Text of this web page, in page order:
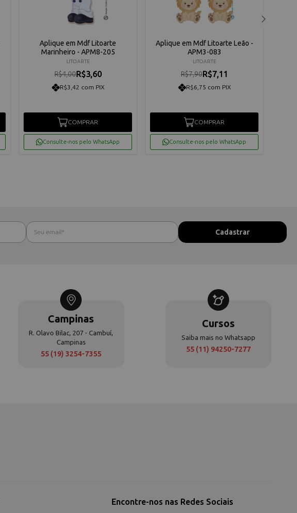
Aplique em Mdf Litoarte
Marinheiro - APM8-205
LITOARTE
R$4,00R$3,60
R$3,42 com PIX
COMPRAR
Consulte-nos pelo WhatsApp
Aplique em Mdf Litoarte Leão -
APM3-083
LITOARTE
R$7,90R$7,11
R$6,75 com PIX
COMPRAR
Consulte-nos pelo WhatsApp
Campinas
R. Olavo Bilac, 207 - Cambuí,
Campinas
55 (19) 3254-7355
Cursos
Saiba mais no Whatsapp
55 (11) 94250-7277
Encontre-nos nas Redes Sociais